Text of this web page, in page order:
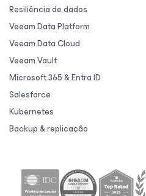
Resiliência de dados
Veeam Data Platform
Veeam Data Cloud
Veeam Vault
Microsoft 365 & Entra ID
Salesforce
Kubernetes
Backup & replicação